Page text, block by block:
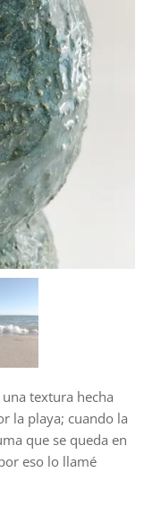
textura hecha
la playa; cuando la
que se queda en
eso lo llamé